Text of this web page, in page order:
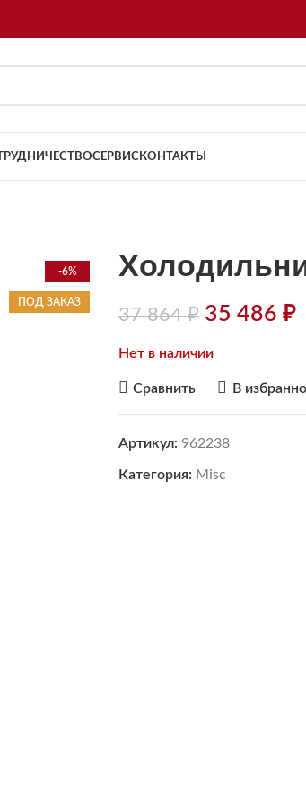
СЕРВИСКОНТАКТЫ
-6%
ПОД ЗАКАЗ
37 864₽ 35 486 ₽
Нет в наличии
Сравнить В
Артикул: 962238
Категория: Misc